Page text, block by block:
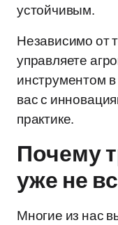
устойчивым.
Независимо от
управляете
инструментом
вас с
практике.
Почему
уже не
Многие из нас